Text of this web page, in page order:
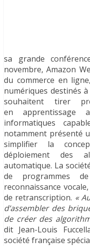
sa grande
novembre, Amazon
du commerce en
numériques destinés
souhaitent tirer
en apprentissage
informatiques
notamment présenté
simplifier la
déploiement des
automatique. La
de programmes de
reconnaissance
de retranscription. «
d’assembler des
de créer des
dit Jean-Louis
société française